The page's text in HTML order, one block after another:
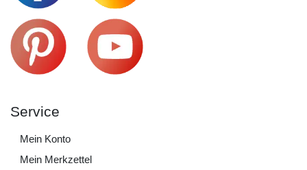
Service
Mein Konto
Mein Merkzettel